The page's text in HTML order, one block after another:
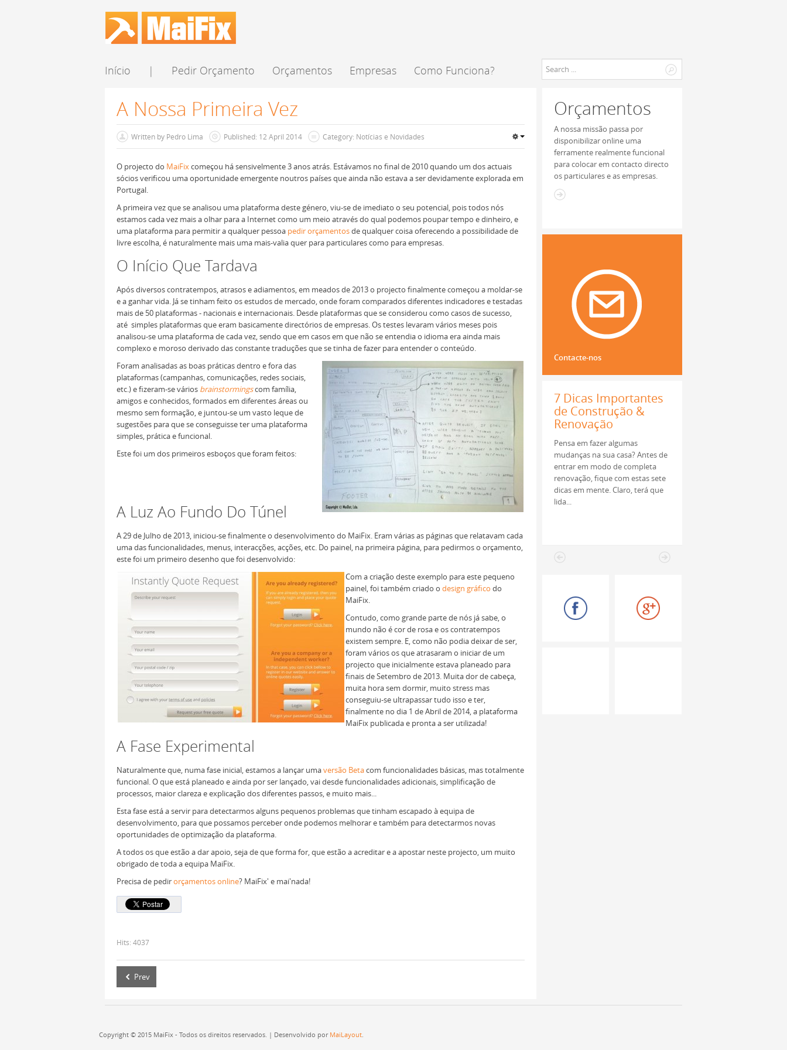
Início | Pedir Orçamento Orçamentos Empresas Como Funciona?
A Nossa Primeira Vez
Written by Pedro Lima Published: 12 April 2014 Category: Notícias e Novidades
O projecto do MaiFixcomeçou há sensivelmente 3 anos atrás. Estávamos no final de 2010 quando um dos actuais
sócios verificou uma oportunidade emergente noutros países que ainda não estava a ser devidamente explorada em
Portugal.
A primeira vez que se analisou uma plataforma deste género, viu-se de imediato o seu potencial, pois todos nós
estamos cada vez mais a olhar para a Internet como um meio através do qual podemos poupar tempo e dinheiro, e
uma plataforma para permitir a qualquer pessoa pedir orçamentosde qualquer coisa oferecendo a possibilidade de
livre escolha, é naturalmente mais uma mais-valia quer para particulares como para empresas.
O Início Que Tardava
Após diversos contratempos, atrasos e adiamentos, em meados de 2013 o projecto finalmente começou a moldar-se
e a ganhar vida. Já se tinham feito os estudos de mercado, onde foram comparados diferentes indicadores e testadas
mais de 50 plataformas - nacionais e internacionais. Desde plataformas que se considerou como casos de sucesso,
até simples plataformas que eram basicamente directórios de empresas. Os testes levaram vários meses pois
analisou-se uma plataforma de cada vez, sendo que em casos em que não se entendia o idioma era ainda mais
complexo e moroso derivado das constante traduções que se tinha de fazer para entender o conteúdo.
Foram analisadas as boas práticas dentro e fora das
plataformas (campanhas, comunicações, redes sociais,
etc.) e fizeram-se vários brainstormingscom família,
amigos e conhecidos, formados em diferentes áreas ou
mesmo sem formação, e juntou-se um vasto leque de
sugestões para que se conseguisse ter uma plataforma
simples, prática e funcional.
Este foi um dos primeiros esboços que foram feitos:
A Luz Ao Fundo Do Túnel
A 29 de Julho de 2013, iniciou-se finalmente o desenvolvimento do MaiFix. Eram várias as páginas que relatavam cada
uma das funcionalidades, menus, interacções, acções, etc. Do painel, na primeira página, para pedirmos o orçamento,
este foi um primeiro desenho que foi desenvolvido:
Com a criação deste exemplo para este pequeno
painel, foi também criado o design gráfico do
MaiFix.
Contudo, como grande parte de nós já sabe, o
mundo não é cor de rosa e os contratempos
existem sempre. E, como não podia deixar de ser,
foram vários os que atrasaram o iniciar de um
projecto que inicialmente estava planeado para
finais de Setembro de 2013. Muita dor de cabeça,
muita hora sem dormir, muito stress mas
conseguiu-se ultrapassar tudo isso e ter,
finalmente no dia 1 de Abril de 2014, a plataforma
MaiFix publicada e pronta a ser utilizada!
A Fase Experimental
Naturalmente que, numa fase inicial, estamos a lançar umaversão Betacom funcionalidades básicas, mas totalmente
funcional. O que está planeado e ainda por ser lançado, vai desde funcionalidades adicionais, simplificação de
processos, maior clareza e explicação dos diferentes passos, e muito mais...
Esta fase está a servir para detectarmos alguns pequenos problemas que tinham escapado à equipa de
desenvolvimento, para que possamos perceber onde podemos melhorar e também para detectarmos novas
oportunidades de optimização da plataforma.
A todos os que estão a dar apoio, seja de que forma for, que estão a acreditar e a apostar neste projecto, um muito
obrigado de toda a equipa MaiFix.
Precisa de pedirorçamentos online? MaiFix' e mai'nada!
Hits: 4037
Prev
Orçamentos
A nossa missão passa por
disponibilizar online uma
ferramente realmente funcional
para colocar em contacto directo
os particulares e as empresas.
Contacte-nos
Como proteger-se
propagam-se por todo o país,
mas se vive numa zona de
potêncial risco, saiba que há
certas medidas que pode tomar
para se prote...
7 Dicas Importantes
de Construção &
Renovação
Pensa em fazer algumas
mudanças na sua casa? Antes de
entrar em modo de completa
renovação, fique com estas sete
dicas em mente. Claro, terá que
lida...
Copyright © 2015 MaiFix - Todos os direitos reservados. | Desenvolvido por MaiLayout.